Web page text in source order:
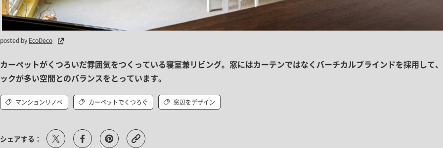
posted by EcoDeco
カーペットがくつろいだ雰囲気をつくっている寝室兼リビング。窓にはカーテンではなくバーチカルブラインドを採用して
ックが多い空間とのバランスをとっています。
マンションリノベ カーペットでくつろぐ 窓辺をデザイン
シェアする：